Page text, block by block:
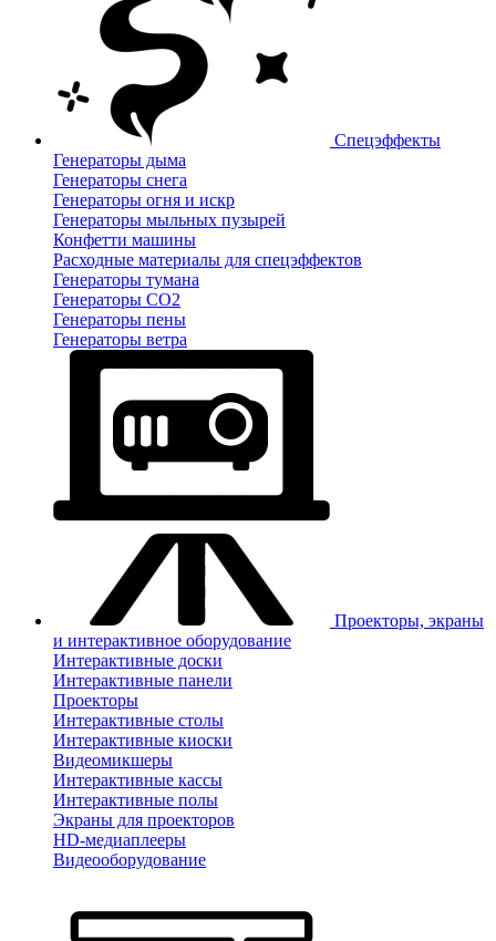
Спецэффекты
Генераторы дыма
Генераторы снега
Генераторы огня и искр
Генераторы мыльных пузырей
Конфетти машины
Расходные материалы для спецэффектов
Генераторы тумана
Генераторы CO2
Генераторы пены
Генераторы ветра
Проекторы, экраны
и интерактивное оборудование
Интерактивные доски
Интерактивные панели
Проекторы
Интерактивные столы
Интерактивные киоски
Видеомикшеры
Интерактивные кассы
Интерактивные полы
Экраны для проекторов
HD-медиаплееры
Видеооборудование